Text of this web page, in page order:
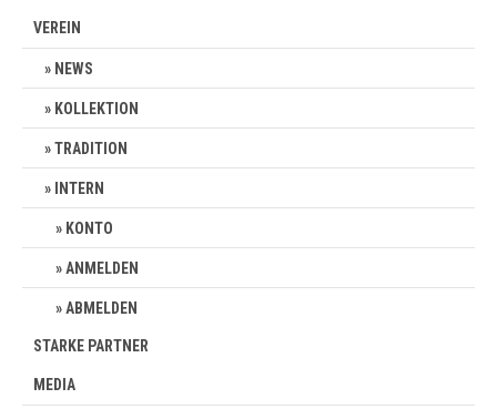
VEREIN
NEWS
KOLLEKTION
TRADITION
INTERN
KONTO
ANMELDEN
ABMELDEN
STARKE PARTNER
MEDIA